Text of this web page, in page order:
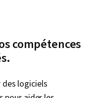
compétences
logiciels